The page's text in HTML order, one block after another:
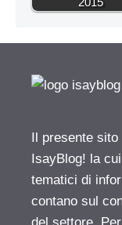
Il presente sito
IsayBlog! la
tematici di
contano sul
del settore.